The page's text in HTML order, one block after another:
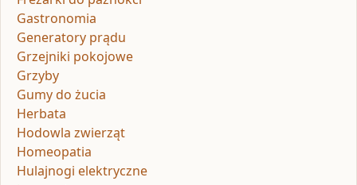
Gastronomia
Generatory prądu
Grzejniki pokojowe
Grzyby
Gumy do żucia
Herbata
Hodowla zwierząt
Homeopatia
Hulajnogi elektryczne